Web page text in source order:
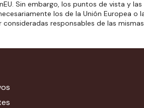
Sin embargo, los puntos de vista y
los de la Unión Europea o
responsables de las mismas.